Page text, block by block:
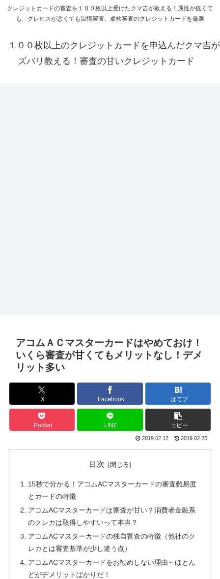
クレジットカードの審査を１００枚以上受けたクマ吉が教える！属性が低くて
も、クレヒスが悪くても温情審査、柔軟審査のクレジットカードを厳選
１００枚以上のクレジットカードを申込んだクマ吉が
ズバリ教える！審査の甘いクレジットカード
アコムＡＣマスターカードはやめておけ！
いくら審査が甘くてもメリットなし！デメ
リット多い
X Facebook はてブ
Pocket LINE コピー
2019.02.12 2019.02.25
目次
15秒で分かる！アコムACマスターカードの審査難易度
とカードの特徴
アコムACマスターカードは審査が甘い？消費者金融系
のクレカは取得しやすいって本当？
アコムACマスターカードの独自審査の特徴（他社のク
レカとは審査基準が少し違う点）
アコムACマスターカードをお勧めしない理由～ほとん
どがデメリットばかりだ！